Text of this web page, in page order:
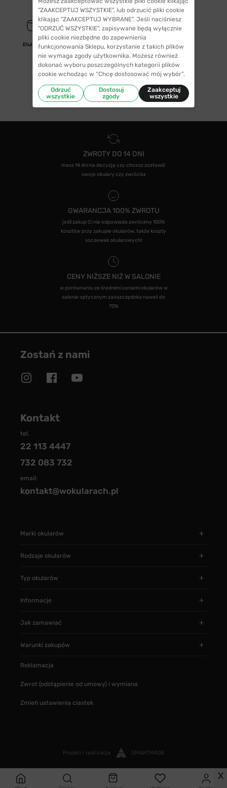
Etui/woreczek
ZWROTY DO 14 DNI
masz 14 dni na decyzję czy chcesz zostawić
swoje okulary czy zwrócisz
GWARANCJA 100% ZWROTU
jeśli zakup Ci nie odpowiada zwrócimy 100%
kosztów przy zakupie okularów, także koszty
soczewek okularowych!
CENY NIŻSZE NIŻ W SALONIE
w porównaniu ze średnimi cenami okularów w
salonie optycznym zaoszczędzisz nawet do
70%
Zostań z nami
Kontakt
tel.
22 113 4447
732 083 732
email:
kontakt@wokularach.pl
Marki okularów
Rodzaje okularów
Typ okularów
Informacje
Jak zamawiać
Warunki zakupów
Reklamacja
Zwrot (odstąpienie od umowy) i wymiana
Zmień ustawienia ciastek
Projekt i realizacja SMARTMAGE
"ZAAKCEPTUJ WSZYSTKIE", lub odrzucić pliki cookie
klikając "ZAAKCEPTUJ WYBRANE". Jeśli naciśniesz
"ODRZUĆ WSZYSTKIE", zapisywane będą wyłącznie
pliki cookie niezbędne do zapewnienia
funkcjonowania Sklepu, korzystanie z takich plików
nie wymaga zgody użytkownika. Możesz również
dokonać wyboru poszczególnych kategorii plików
cookie wchodząc w “Chcę dostosować mój wybór”.
Odrzuć
wszystkie
Dostosuj
zgody
Zaakceptuj
wszystkie
X